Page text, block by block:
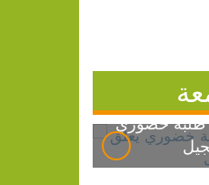
طلبة خضوري